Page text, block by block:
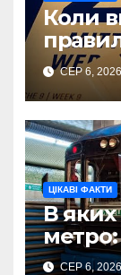
Коли
дати
СЕР 6, 2026
ЦІКАВІ ФАКТИ
В яких
метро:
СЕР 6, 2026